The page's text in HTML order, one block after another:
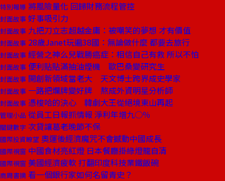
特別報導 將風險量化 回歸財務流程管控
封面故事 好事吸引力
封面故事 九把刀立志超越金庸：被嘲笑的夢想 才有價值
封面故事 28歲Janet玩遍38國：無論做什麼 都要去旅行
封面故事 經營之神么兒戰勝癌症：相信自己有救 所以不怕
封面故事 便利貼貼滿抽油煙機 歐巴桑變研究生
封面故事 開創新領域當老大 天文博士跨界成史學家
封面故事 一路把爛牌變好牌 熬成外資明星分析師
封面故事 憑梭哈的決心 韓劇大王從絕境東山再起
管理小品 從員工日報抓情報 淨利年增九○％
關鍵數字 次貸讓葛老晚節不保
國際投資瞭望 奧運後經濟魔咒不會撼動中國成長
國際視窗 中國食材亮紅燈 日本餐廳掛綠燈籠自清
國際視窗 美國經濟疲軟 打翻印度科技業鐵飯碗
商周書摘 看一個銀行家如何名留青史？